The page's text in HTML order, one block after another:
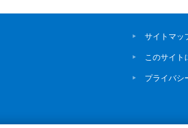
サイトマッ
このサイト
プライバシ